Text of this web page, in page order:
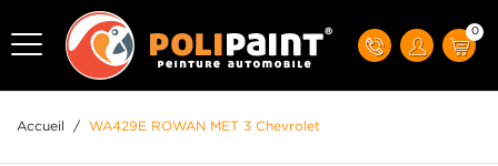
0
Accueil / WA429E ROWAN MET 3 Chevrolet